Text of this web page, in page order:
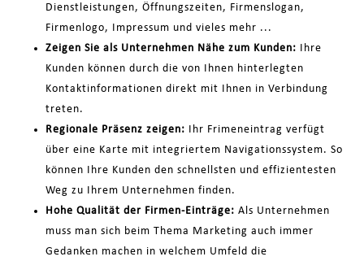
Dienstleistungen, Öffnungszeiten, Firmenslogan,
Firmenlogo, Impressum und vieles mehr ...
Zeigen Sie als Unternehmen Nähe zum Kunden: Ihre
Kunden können durch die von Ihnen hinterlegten
Kontaktinformationen direkt mit Ihnen in Verbindung
treten.
Regionale Präsenz zeigen: Ihr Frimeneintrag verfügt
über eine Karte mit integriertem Navigationssystem. So
können Ihre Kunden den schnellsten und effizientesten
Weg zu Ihrem Unternehmen finden.
Hohe Qualität der Firmen-Einträge: Als Unternehmen
muss man sich beim Thema Marketing auch immer
Gedanken machen in welchem Umfeld die